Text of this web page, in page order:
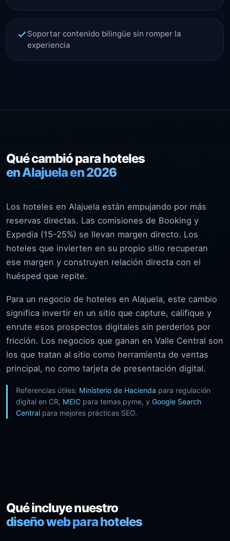
Soportar contenido bilingüe sin romper la
experiencia
Qué cambió para hoteles
en Alajuela en 2026
Los hoteles en Alajuela están empujando por más
reservas directas. Las comisiones de Booking y
Expedia (15-25%) se llevan margen directo. Los
hoteles que invierten en su propio sitio recuperan
ese margen y construyen relación directa con el
huésped que repite.
Para un negocio de hoteles en Alajuela, este cambio
significa invertir en un sitio que capture, califique y
enrute esos prospectos digitales sin perderlos por
fricción. Los negocios que ganan en Valle Central son
los que tratan al sitio como herramienta de ventas
principal, no como tarjeta de presentación digital.
Referencias útiles: Ministerio de Hacienda para regulación
digital en CR, MEIC para temas pyme, y Google Search
Central para mejores prácticas SEO.
Qué incluye nuestro
diseño web para hoteles